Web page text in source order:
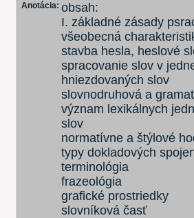
Anotácia: obsah:
I. základné zásady
všeobecná
stavba hesla, heslové
spracovanie slov v
hniezdovaných slov
slovnodruhová a
význam lexikálnych
slov
normatívne a štýlové
typy dokladových
terminológia
frazeológia
grafické prostriedky
slovníková časť